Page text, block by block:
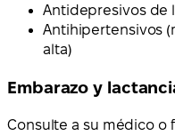
Antidepresivos de
Antihipertensivos
alta)
Embarazo y
Consulte a su médico o